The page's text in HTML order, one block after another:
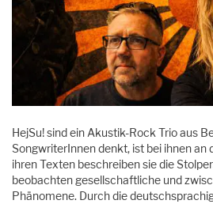
Kontakt
Förderung
Orte
Künstler*innen
Anmeldungen
HejSu! sind ein Akustik-Rock Trio aus
SongwriterInnen denkt, ist bei ihnen an
ihren Texten beschreiben sie die
beobachten gesellschaftliche und
Phänomene. Durch die